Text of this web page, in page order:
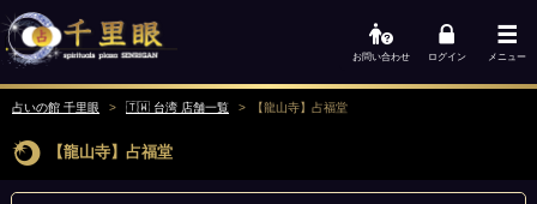
お問い合わせ ログイン メニュー
占いの館 千里眼 🇹🇼 台湾 店舗一覧 【龍山寺】占福堂
【龍山寺】占福堂